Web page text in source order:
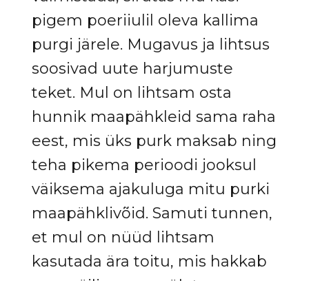
pigem poeriiulil oleva kallima
purgi järele. Mugavus ja lihtsus
soosivad uute harjumuste
teket. Mul on lihtsam osta
hunnik maapähkleid sama raha
eest, mis üks purk maksab ning
teha pikema perioodi jooksul
väiksema ajakuluga mitu purki
maapähklivõid. Samuti tunnen,
et mul on nüüd lihtsam
kasutada ära toitu, mis hakkab